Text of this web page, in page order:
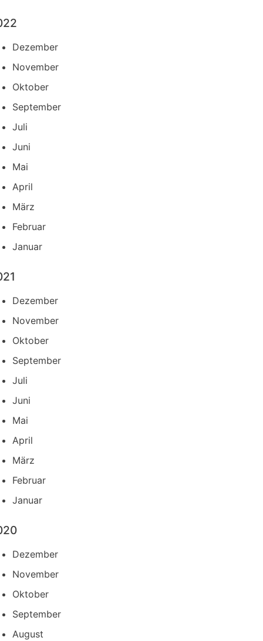
Dezember
November
Oktober
September
Juli
Juni
Mai
April
März
Februar
Januar
Dezember
November
Oktober
September
Juli
Juni
Mai
April
März
Februar
Januar
Dezember
November
Oktober
September
August